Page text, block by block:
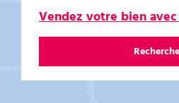
Vendez votre bien